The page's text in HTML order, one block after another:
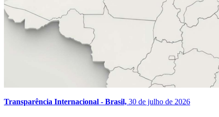
Transparência Internacional - Brasil, 30 de julho de 2026